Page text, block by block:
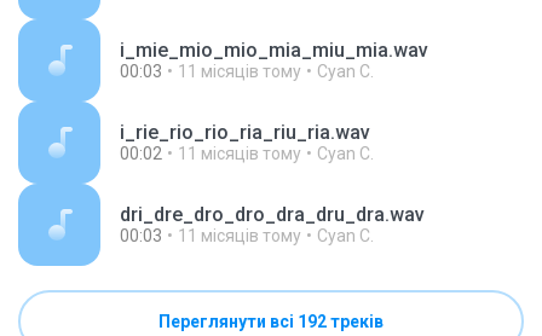
i_mie_mio_mio_mia_miu_mia.wav
00:03 11 місяців тому Cyan C.
i_rie_rio_rio_ria_riu_ria.wav
00:02 11 місяців тому Cyan C.
dri_dre_dro_dro_dra_dru_dra.wav
00:03 11 місяців тому Cyan C.
Переглянути всі 192 треків